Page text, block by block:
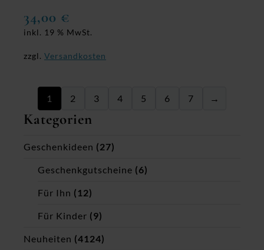
Kategorien
Geschenkideen (27)
Geschenkgutscheine (6)
Für Ihn (12)
Für Kinder (9)
Neuheiten (4124)
34,00 €
inkl. 19 % MwSt.
zzgl. Versandkosten
1 2 3 4 5 6 7 →